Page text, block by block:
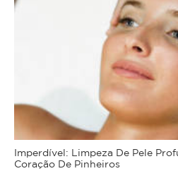
Imperdível: Limpeza De Pele
Coração De Pinheiros